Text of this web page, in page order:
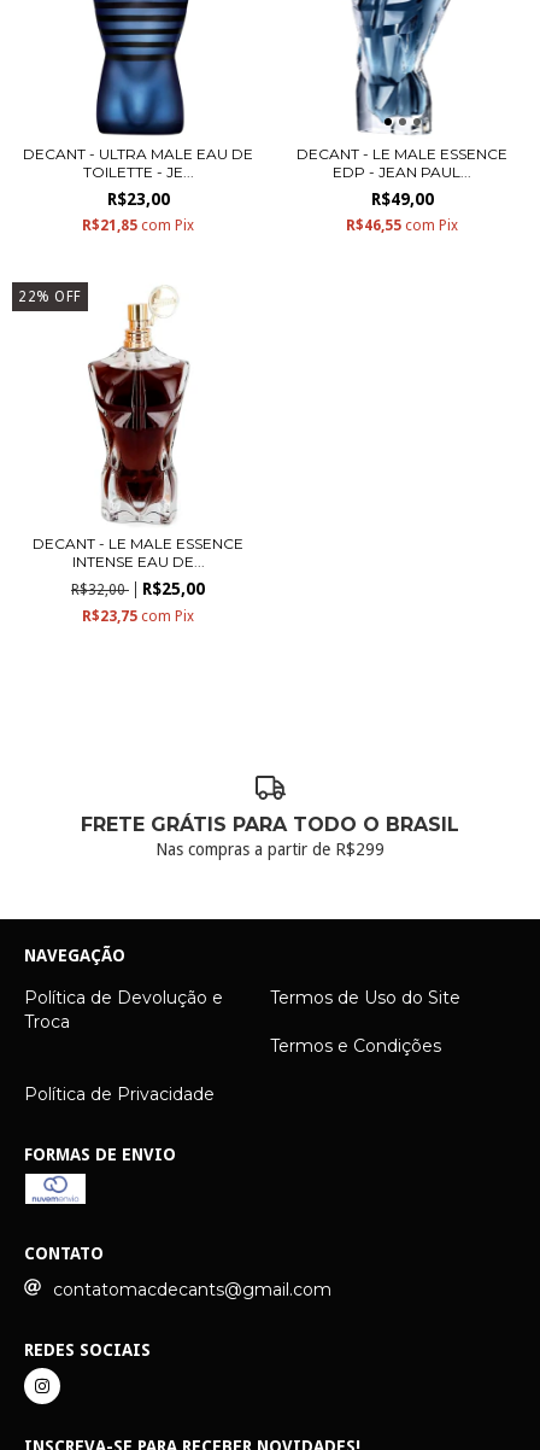
DECANT - ULTRA MALE EAU DE
TOILETTE - JE...
R$23,00
R$21,85 com Pix
DECANT - LE MALE ESSENCE
EDP - JEAN PAUL...
R$49,00
R$46,55 com Pix
22% OFF
DECANT - LE MALE ESSENCE
INTENSE EAU DE...
R$32,00 R$25,00
R$23,75 com Pix
FRETE GRÁTIS PARA TODO O BRASIL
Nas compras a partir de R$299
NAVEGAÇÃO
Política de Devolução e
Troca
Termos de Uso do Site
Termos e Condições
Política de Privacidade
FORMAS DE ENVIO
CONTATO
contatomacdecants@gmail.com
REDES SOCIAIS